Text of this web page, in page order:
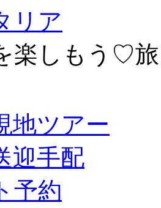
リア
楽しもう♡
地ツアー
迎手配
予約